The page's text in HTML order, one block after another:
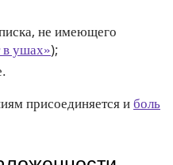
не имеющего
ушах»);
присоединяется иболь